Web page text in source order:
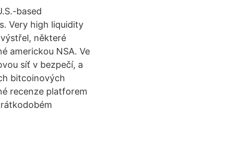
based
Very high liquidity
některé
americkou NSA. Ve
síť v bezpečí, a
bitcoinových
recenze platforem